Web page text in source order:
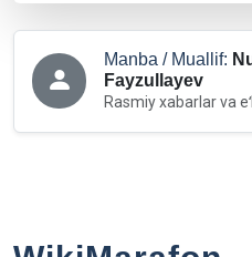
Manba / Muallif:
Fayzullayev
Rasmiy xabarlar va